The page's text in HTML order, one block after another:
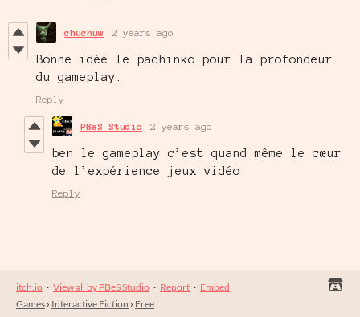
chuchuw 2 years ago
Bonne idée le pachinko pour la profondeur
du gameplay.
Reply
PBeS Studio 2 years ago
ben le gameplay c’est quand même le cœur
de l’expérience jeux vidéo
Reply
itch.io · View all by PBeS Studio · Report · Embed
Games › Interactive Fiction › Free